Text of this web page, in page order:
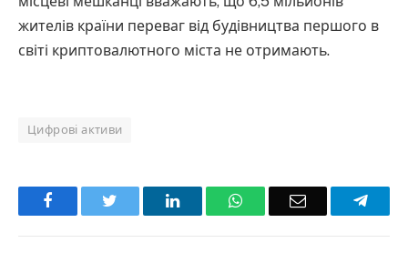
жителів країни переваг від будівництва першого в
світі криптовалютного міста не отримають.
Цифрові активи
Facebook LinkedInWhatsAppEmail